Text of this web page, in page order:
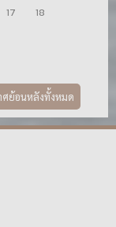
17
18
ย้อนหลังทั้งหมด